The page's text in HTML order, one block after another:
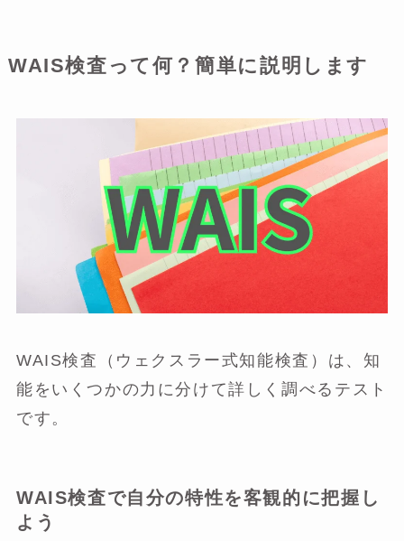
WAIS検査って何？簡単に説明します
WAIS検査（ウェクスラー式知能検査）は、知
能をいくつかの力に分けて詳しく調べるテスト
です。
WAIS検査で自分の特性を客観的に把握し
よう